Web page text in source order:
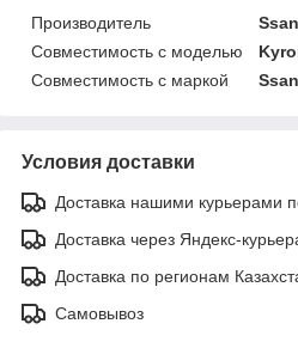
Производитель
Совместимость с моделью
Совместимость с маркой
Условия доставки
Доставка нашими курьерами
Доставка через Яндекс-
Доставка по регионам
Самовывоз